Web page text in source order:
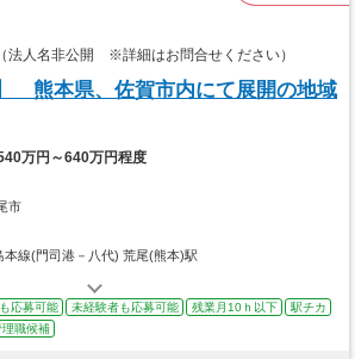
法人名非公開 ※詳細はお問合せください）
熊本県、佐賀市内にて展開の地域
万円～640万円程度
市
本線(門司港－八代) 荒尾(熊本)駅
応募可能 未経験者も応募可能 残業月10ｈ以下
駅チカ
理職候補